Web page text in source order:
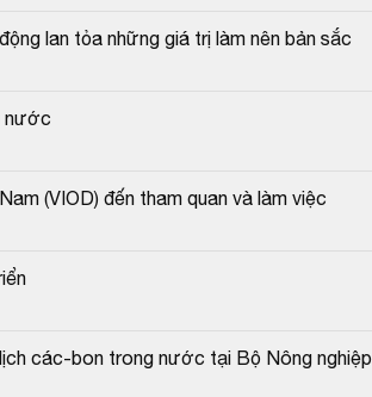
lan tỏa những giá trị làm nên bản sắc
nước
(VIOD) đến tham quan và làm việc
các-bon trong nước tại Bộ Nông nghiệp